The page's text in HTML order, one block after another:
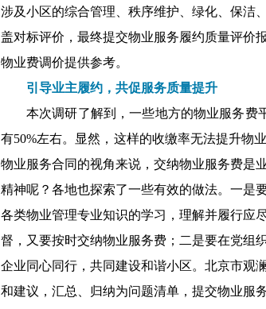
涉及小区的综合管理、秩序维护、绿化、保洁
盖对标评价，最终提交物业服务履约质量评价
物业费调价提供参考。
引导业主履约，共促服务质量提升
本次调研了解到，一些地方的物业服务费
有50%左右。显然，这样的收缴率无法提升物
物业服务合同的视角来说，交纳物业服务费是
精神呢？各地也探索了一些有效的做法。一是
各类物业管理专业知识的学习，理解并履行应
督，又要按时交纳物业服务费；二是要在党组
企业同心同行，共同建设和谐小区。北京市观
和建议，汇总、归纳为问题清单，提交物业服